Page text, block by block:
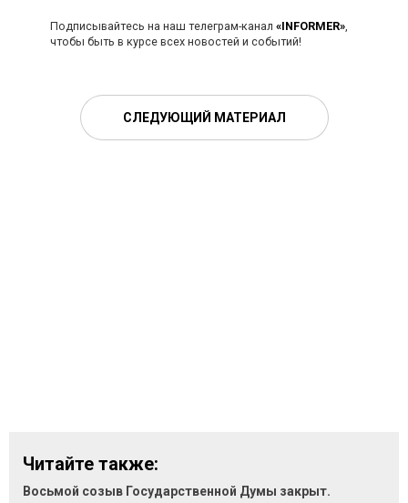
Подписывайтесь на наш телеграм-канал «INFORMER»,
чтобы быть в курсе всех новостей и событий!
СЛЕДУЮЩИЙ МАТЕРИАЛ
Читайте также:
Восьмой созыв Государственной Думы закрыт.